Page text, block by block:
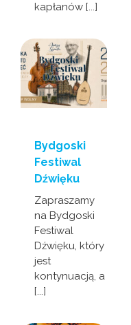
kapłanów [...]
Bydgoski
Festiwal
Dźwięku
Zapraszamy
na Bydgoski
Festiwal
Dźwięku, który
jest
kontynuacją, a
[...]